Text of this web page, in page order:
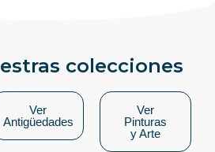
colecciones
Ver
Antigüedades
Ver
Pinturas
y Arte